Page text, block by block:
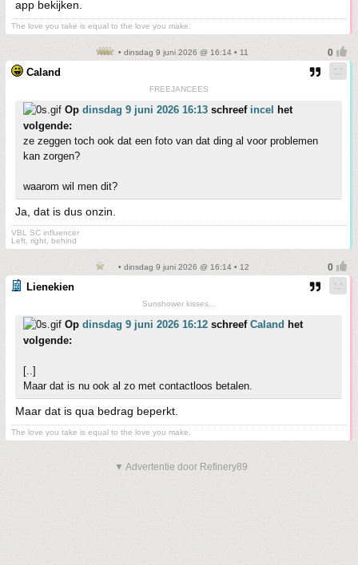
app bekijken.
The love you take is equal to the love you make.
• dinsdag 9 juni 2026 @ 16:14 • 11
Caland
FREEJANCEES
Op dinsdag 9 juni 2026 16:13 schreef incel
het
volgende:
ze zeggen toch ook dat een foto van dat ding al voor problemen
kan zorgen?
waarom wil men dit?
Ja, dat is dus onzin.
VBL SC influencer
Left, right, behind
• dinsdag 9 juni 2026 @ 16:14 • 12
Lienekien
Sunshower kisses...
Op dinsdag 9 juni 2026 16:12 schreef Caland het
volgende:
[..]
Maar dat is nu ook al zo met contactloos betalen.
Maar dat is qua bedrag beperkt.
The love you take is equal to the love you make.
▼ Advertentie door Refinery89